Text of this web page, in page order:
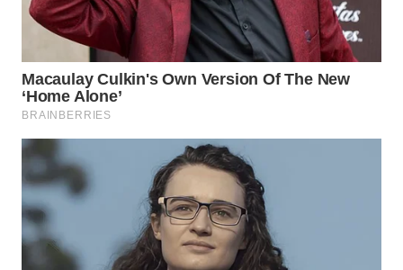
WAHANA
WAHANA
LISTRIK
WAHANA
TRAVEL
WAHANA
TV